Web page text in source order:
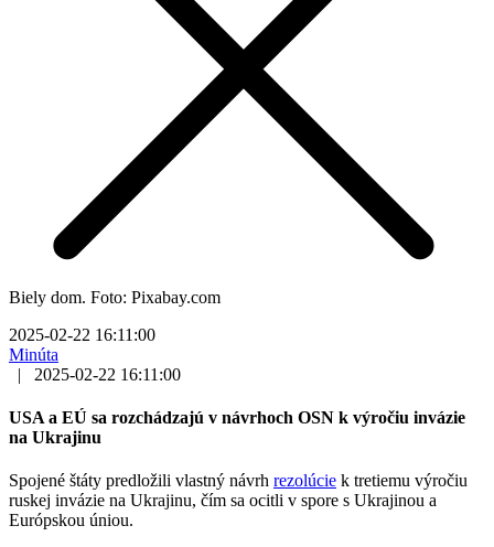
Biely dom. Foto: Pixabay.com
2025-02-22 16:11:00
Minúta
|
2025-02-22 16:11:00
USA a EÚ sa rozchádzajú v návrhoch OSN k výročiu invázie
na Ukrajinu
Spojené štáty predložili vlastný návrh rezolúcie k tretiemu výročiu
ruskej invázie na Ukrajinu, čím sa ocitli v spore s Ukrajinou a
Európskou úniou.